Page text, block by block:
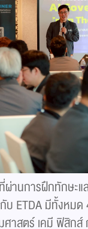
ผ่านการฝึกทักษะ
บ ETDA มีทั้งหม
าสตร์ เคมี ฟิสิกส์